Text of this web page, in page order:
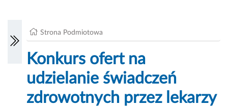
Strona Podmiotowa
Konkurs ofert na
udzielanie świadczeń
zdrowotnych przez lekarzy